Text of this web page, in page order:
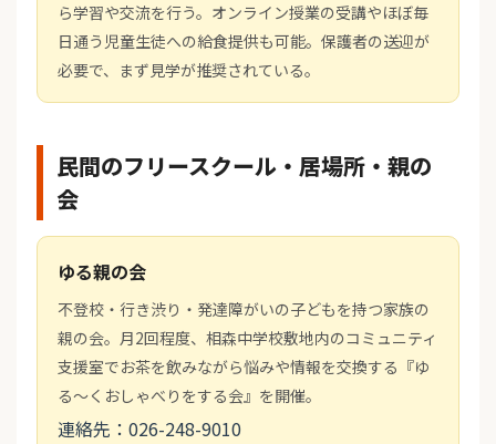
ら学習や交流を行う。オンライン授業の受講やほぼ毎
日通う児童生徒への給食提供も可能。保護者の送迎が
必要で、まず見学が推奨されている。
民間のフリースクール・居場所・親の
会
ゆる親の会
不登校・行き渋り・発達障がいの子どもを持つ家族の
親の会。月2回程度、相森中学校敷地内のコミュニティ
支援室でお茶を飲みながら悩みや情報を交換する『ゆ
る～くおしゃべりをする会』を開催。
連絡先：026-248-9010